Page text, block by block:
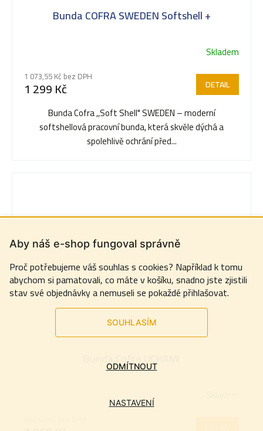
Aby náš e-shop fungoval správně
Proč potřebujeme váš souhlas s cookies? Například k tomu
abychom si pamatovali, co máte v košíku, snadno jste zjistili
stav své objednávky a nemuseli se pokaždé přihlašovat.
SOUHLASÍM
NASTAVENÍ
ODMÍTNOUT
Bunda COFRA SWEDEN Softshell +
Skladem
1 073,55 Kč bez DPH
1 299 Kč DETAIL
Bunda Cofra ,,Soft Shell" SWEDEN – moderní
softshellová pracovní bunda, která skvěle dýchá a
spolehlivě ochrání před...
Bunda Cofra UCHAMI